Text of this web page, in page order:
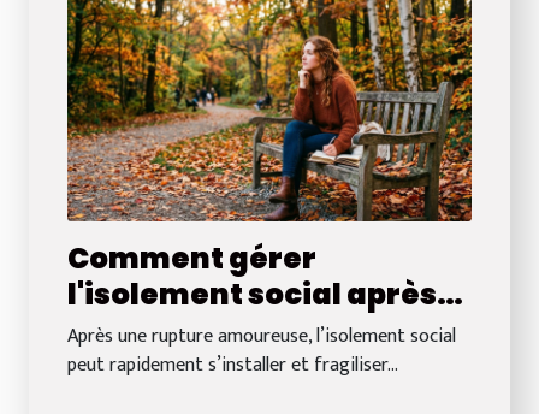
Comment gérer
l'isolement social après
une séparation
amoureuse ?
Après une rupture amoureuse, l’isolement social
peut rapidement s’installer et fragiliser...